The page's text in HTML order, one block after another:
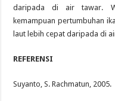
daripada di air tawar.
kemampuan pertumbuhan
laut lebih cepat daripada di
REFERENSI
Suyanto, S. Rachmatun, 2005.